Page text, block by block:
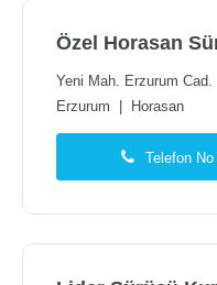
Özel Horasan
Yeni Mah. Erzurum Cad.
Erzurum
Horasan
Telefon No